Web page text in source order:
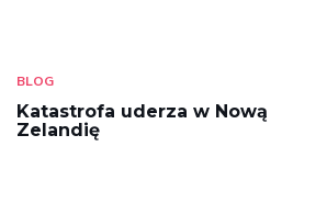
BLOG
Katastrofa uderza w Nową
Zelandię